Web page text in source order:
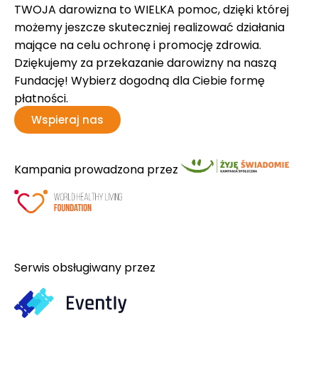
TWOJA darowizna to WIELKA pomoc, dzięki której
możemy jeszcze skuteczniej realizować działania
mające na celu ochronę i promocję zdrowia.
Dziękujemy za przekazanie darowizny na naszą
Fundację! Wybierz dogodną dla Ciebie formę
płatności.
Wspieraj nas
Kampania prowadzona przez
Serwis obsługiwany przez